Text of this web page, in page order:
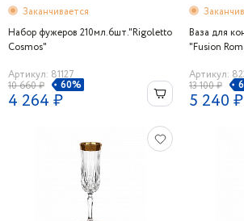
Заканчивается
Набор фужеров 210мл.6шт."Rigoletto
Cosmos"
Артикул: 81127
10 660 ₽
60%
4 264 ₽
Ваза для
"Fusion
Артикул:
13 100 ₽
5 240 ₽